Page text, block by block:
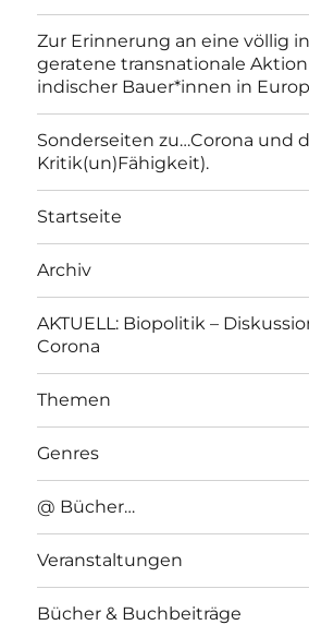
Zur Erinnerung an eine völlig
geratene transnationale Aktion
indischer Bauer*innen in
Sonderseiten zu…Corona und
Kritik(un)Fähigkeit).
Startseite
Archiv
AKTUELL: Biopolitik –
Corona
Themen
Genres
@ Bücher…
Veranstaltungen
Bücher & Buchbeiträge